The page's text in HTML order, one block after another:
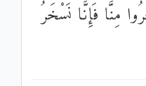
مِنَّا فَإِنَّا نَسْخَرُ